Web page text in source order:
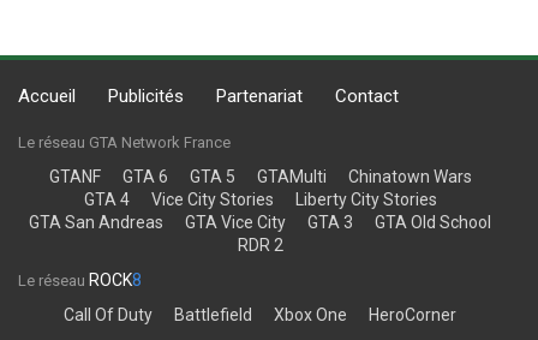
Accueil Publicités Partenariat Contact
Le réseau GTA Network France
GTANF GTA 6 GTA 5 GTAMulti
Chinatown Wars
GTA 4
Vice City Stories
Liberty City Stories
GTA San Andreas
GTA Vice City GTA 3
GTA Old School
RDR 2
Le réseau ROCK8
Call Of Duty
Battlefield Xbox One HeroCorner